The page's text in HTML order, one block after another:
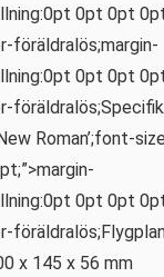
0pt 0pt
föräldralös;margin-
0pt 0pt
Roman’;font-
0pt 0pt
x 145 x 56 mm